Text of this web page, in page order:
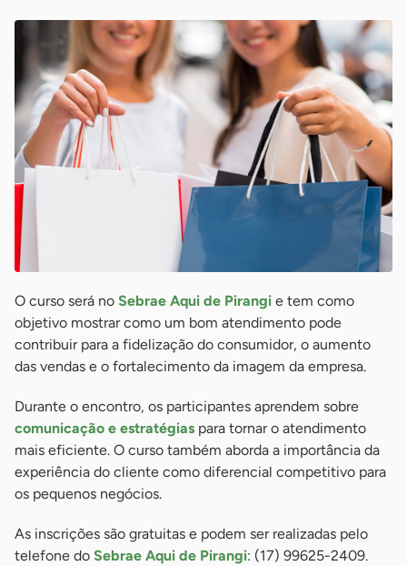
O curso será no Sebrae Aqui de Pirangi e tem como
objetivo mostrar como um bom atendimento pode
contribuir para a fidelização do consumidor, o aumento
das vendas e o fortalecimento da imagem da empresa.
Durante o encontro, os participantes aprendem sobre
comunicação e estratégias para tornar o atendimento
mais eficiente. O curso também aborda a importância da
experiência do cliente como diferencial competitivo para
os pequenos negócios.
As inscrições são gratuitas e podem ser realizadas pelo
telefone do Sebrae Aqui de Pirangi: (17) 99625-2409.